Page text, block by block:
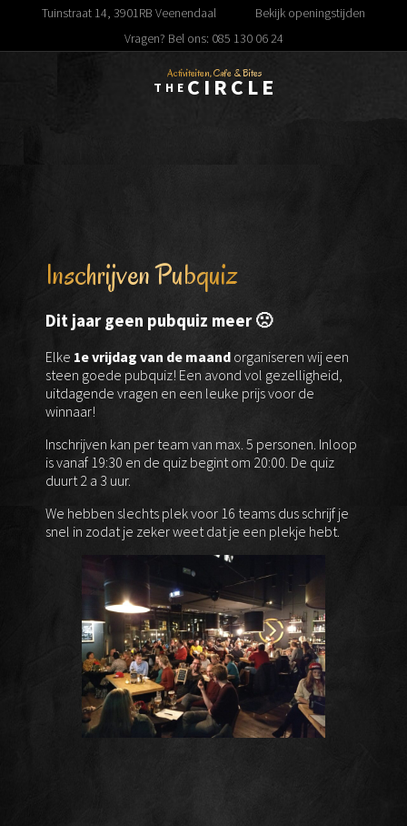
Tuinstraat 14, 3901RB Veenendaal
Bekijk openingstijden
Vragen? Bel ons: 085 130 06 24
Activiteiten, Cafe & Bites
THE CIRCLE
Inschrijven Pubquiz
Dit jaar geen pubquiz meer 🙁
Elke 1e vrijdag van de maand organiseren wij een
steen goede pubquiz! Een avond vol gezelligheid,
uitdagende vragen en een leuke prijs voor de
winnaar!
Inschrijven kan per team van max. 5 personen. Inloop
is vanaf 19:30 en de quiz begint om 20:00. De quiz
duurt 2 a 3 uur.
We hebben slechts plek voor 16 teams dus schrijf je
snel in zodat je zeker weet dat je een plekje hebt.